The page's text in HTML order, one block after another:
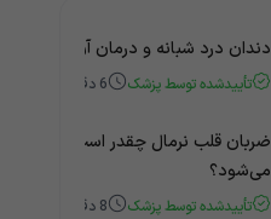
دندان درد شبانه و درمان آن +
تأییدشده توسط پزشک 6 دقیقه
ضربان قلب نرمال چقدر است؟ چه
می‌شود؟
تأییدشده توسط پزشک 8 دقیقه